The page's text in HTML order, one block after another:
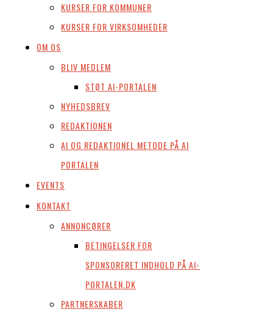
KURSER FOR KOMMUNER
KURSER FOR VIRKSOMHEDER
OM OS
BLIV MEDLEM
STØT AI-PORTALEN
NYHEDSBREV
REDAKTIONEN
AI OG REDAKTIONEL METODE PÅ AI
PORTALEN
EVENTS
KONTAKT
ANNONCØRER
BETINGELSER FOR
SPONSORERET INDHOLD PÅ AI-
PORTALEN.DK
PARTNERSKABER